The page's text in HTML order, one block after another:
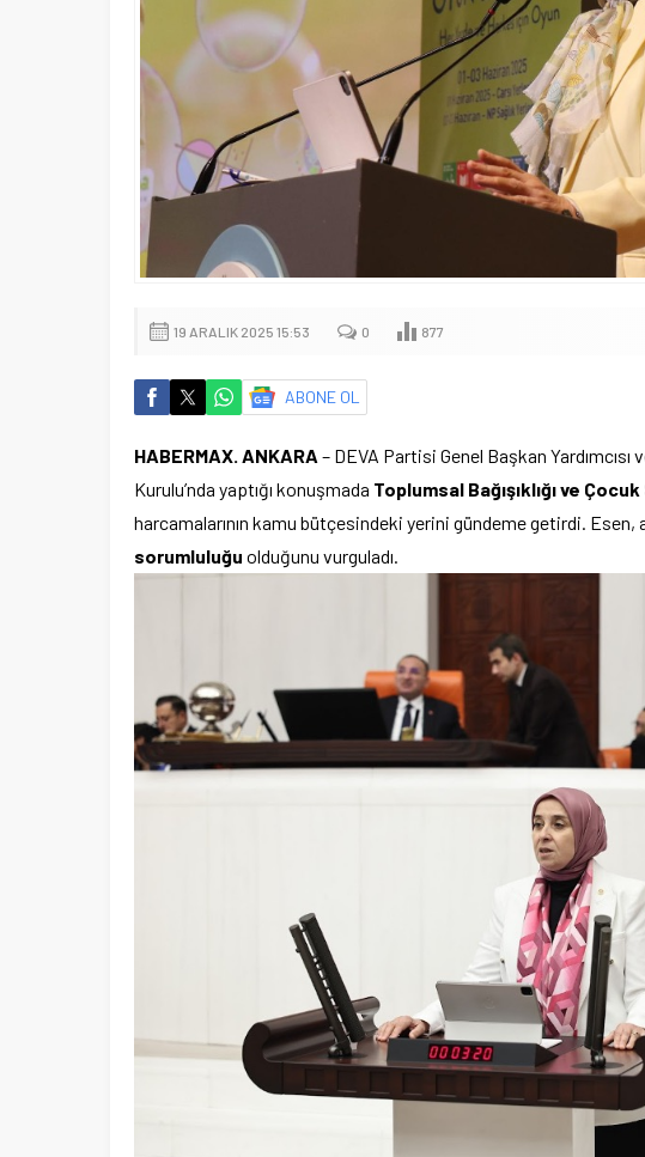
19 ARALIK 2025 15:53 0 877
ABONE OL
HABERMAX. ANKARA – DEVA Partisi Genel Başkan
Kurulu’nda yaptığı konuşmada Toplumsal Bağışıklığı ve
harcamalarının kamu bütçesindeki yerini gündeme getirdi. Esen,
sorumluluğu olduğunu vurguladı.